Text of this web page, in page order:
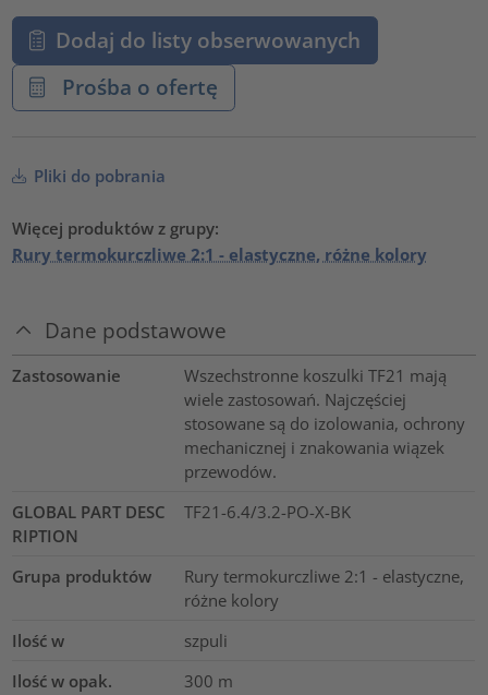
Dodaj do listy obserwowanych
Prośba o ofertę
Pliki do pobrania
Więcej produktów z grupy:
Rury termokurczliwe 2:1 - elastyczne, różne kolory
Dane podstawowe
Zastosowanie
Wszechstronne koszulki TF21 mają
wiele zastosowań. Najczęściej
stosowane są do izolowania, ochrony
mechanicznej i znakowania wiązek
przewodów.
GLOBAL PART DESC
RIPTION
TF21-6.4/3.2-PO-X-BK
Grupa produktów
Rury termokurczliwe 2:1 - elastyczne,
różne kolory
Ilość w
szpuli
Ilość w opak.
300 m